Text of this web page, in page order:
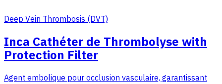
Deep Vein Thrombosis (DVT)
Inca Cathéter de Thrombolyse with
Protection Filter
Agent embolique pour occlusion vasculaire, garantissant